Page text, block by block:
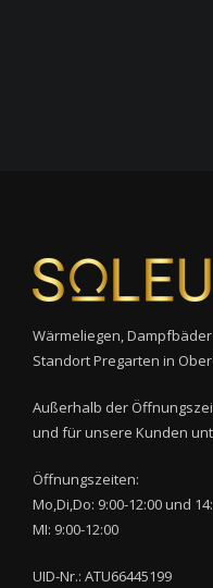
Wärmeliegen,
Standort Pregarten in
Außerhalb der
und für unsere Kunden
Öffnungszeiten:
Mo,Di,Do: 9:00-12:00 und
MI: 9:00-12:00
UID-Nr.: ATU66445199